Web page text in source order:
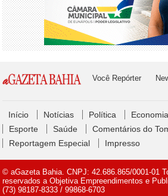
Você Repórter
Início Notícias Política Economia
Esporte
Saúde
Comentários do
Reportagem Especial
Impresso
© aGazeta Bahia. CNPJ: 42.686.865/0001-01
reservados a Objetiva Empreendimentos e
(73) 98187-8333 / 99868-6703